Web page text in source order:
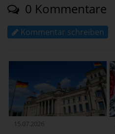
0 Kommentare
Kommentar schreiben
15.07.2026